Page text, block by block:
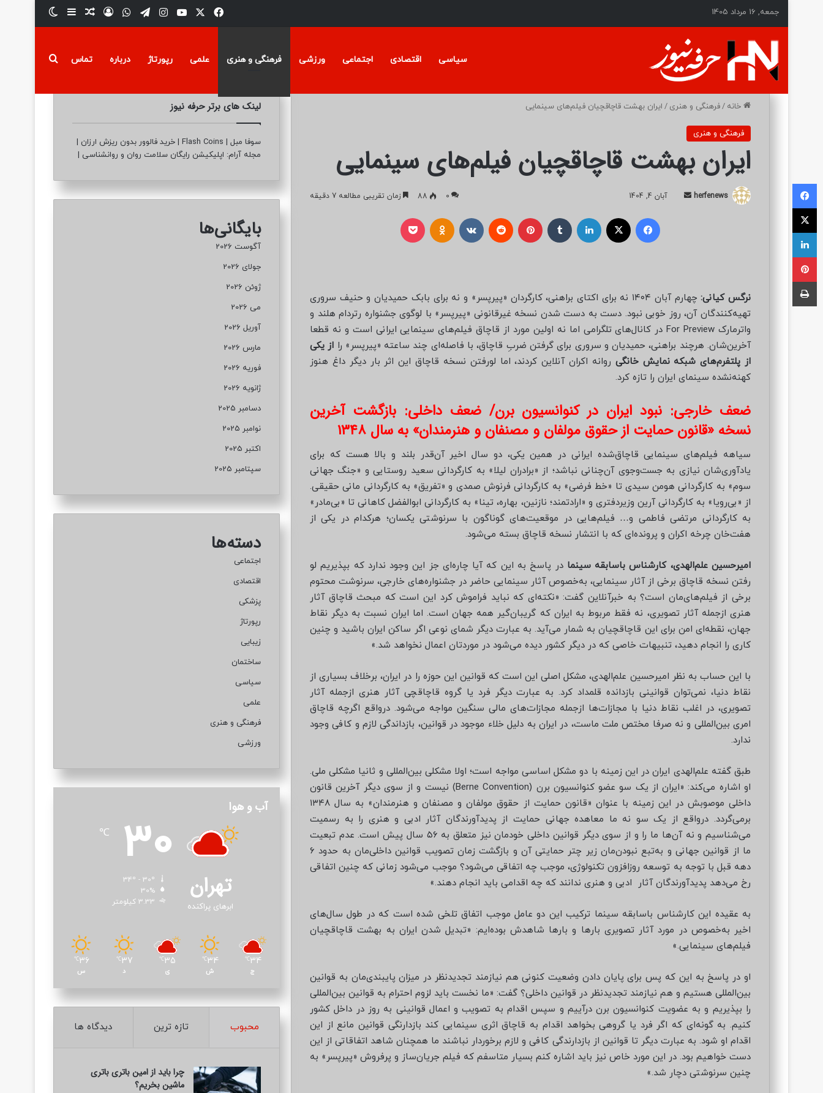
جمعه, 16 مرداد 1405 فیسبوک
ایکس یوتیوباینستاگرام
تلگرام واتس آپ
ورود نوشته تصادفی
سایدبار
سیاسی اقتصادی اجتماعی ورزشی فرهنگی و هنری علمی رپورتاژ درباره تماس
خانه /فرهنگی و هنری / ایران بهشت قاچاقچیان فیلم‌های سینمایی
فرهنگی و هنری
ایران بهشت قاچاقچیان فیلم‌های سینمایی
herfenews
ا
م
ی
ل
آبان 4, 1404 0
88 زمان تقریبی مطالعه 7 دقیقه
ایکس
نرگس کیانی:
چهارم آبان ۱۴۰۴ نه برای اکتای براهنی، کارگردان «پیرپسر» و نه برای بابک حمیدیان و حنیف سروری
تهیه‌کنندگان آن، روز خوبی نبود. دست به دست شدن نسخه غیرقانونی «پیرپسر» با لوگوی جشنواره رتردام هلند و
واترمارک For Preview در کانال‌های تلگرامی اما نه اولین مورد از قاچاق فیلم‌های سینمایی ایرانی است و نه قطعا
آخرین‌شان. هرچند براهنی، حمیدیان و سروری برای گرفتن ضربِ قاچاق، با فاصله‌ای چند ساعته «پیرپسر» را از یکی
از پلتفرم‌های شبکه نمایش خانگی روانه اکران آنلاین کردند، اما لورفتن نسخه قاچاق این اثر بار دیگر داغ هنوز
کهنه‌نشده سینمای ایران را تازه کرد.
ضعف خارجی: نبود ایران در کنوانسیون برن/ ضعف داخلی: بازگشت آخرین
نسخه «قانون حمایت از حقوق مولفان و مصنفان و هنرمندان» به سال ۱۳۴۸
سیاهه فیلم‌های سینمایی قاچاق‌شده ایرانی در همین یکی، دو سال اخیر آن‌قدر بلند و بالا هست که برای
یادآوری‌شان نیازی به جست‌وجوی آن‌چنانی نباشد؛ از «برادران لیلا» به کارگردانی سعید روستایی و «جنگ جهانی
سوم» به کارگردانی هومن سیدی تا «خط فرضی» به کارگردانی فرنوش صمدی و «تفریق» به کارگردانی مانی حقیقی.
از «بی‌رویا» به کارگردانی آرین وزیردفتری و «ارادتمند؛ نازنین، بهاره، تینا» به کارگردانی ابوالفضل کاهانی تا «بی‌مادر»
به کارگردانی مرتضی فاطمی و… فیلم‌هایی در موقعیت‌های گوناگون با سرنوشتی یکسان؛ هرکدام در یکی از
هفت‌خان چرخه اکران و پرونده‌ای که با انتشار نسخه قاچاق بسته می‌شود.
امیرحسین علم‌الهدی، کارشناس باسابقه سینمادر پاسخ به این که آیا چاره‌ای جز این وجود ندارد که بپذیریم لو
رفتن نسخه قاچاق برخی از آثار سینمایی، به‌خصوص آثار سینمایی حاضر در جشنواره‌های خارجی، سرنوشت محتوم
برخی از فیلم‌های‌مان است؟ به خبرآنلاین گفت: «نکته‌ای که نباید فراموش کرد این است که مبحث قاچاق آثار
هنری ازجمله آثار تصویری، نه فقط مربوط به ایران که گریبان‌گیر همه جهان است. اما ایران نسبت به دیگر نقاط
جهان، نقطه‌ای امن برای این قاچاقچیان به شمار می‌آید. به عبارت دیگر شمای نوعی اگر ساکن ایران باشید و چنین
کاری را انجام دهید، تنبیهات خاصی که در دیگر کشور دیده می‌شود در موردتان اعمال نخواهد شد.»
با این حساب به نظر امیرحسین علم‌الهدی، مشکل اصلی این است که قوانین این حوزه را در ایران، برخلاف بسیاری از
نقاط دنیا، نمی‌توان قوانینی بازدانده قلمداد کرد. به عبارت دیگر فرد یا گروه قاچاقچی آثار هنری ازجمله آثار
تصویری، در اغلب نقاط دنیا با مجازات‌ها ازجمله مجازات‌های مالی سنگین مواجه می‌شود. درواقع اگرچه قاچاق
امری بین‌المللی و نه صرفا مختص ملت ماست، در ایران به دلیل خلاء موجود در قوانین، بازداندگی لازم و کافی وجود
ندارد.
طبق گفته علم‌الهدی ایران در این زمینه با دو مشکل اساسی مواجه است؛ اولا مشکلی بین‌المللی و ثانیا مشکلی ملی.
او اشاره می‌کند: «ایران از یک سو عضو کنوانسیون برن (Berne Convention) نیست و از سوی دیگر آخرین قانون
داخلی‌ موصوبش در این زمینه با عنوان «قانون حمایت از حقوق مولفان و مصنفان و هنرمندان» به سال ۱۳۴۸
برمی‌گردد. درواقع از یک سو نه ما معاهده جهانی ﺣﻤﺎﻳﺖ از ﭘﺪﻳﺪآورﻧﺪﮔﺎن آﺛﺎر ادبی و ﻫﻨﺮی را به رسمیت
می‌شناسیم و نه آن‌ها ما را و از سوی دیگر قوانین داخلی خودمان نیز متعلق به ۵۶ سال پیش است. عدم تبعیت
ما از قوانین جهانی و به‌تبع نبودن‌مان زیر چتر حمایتی آن و بازگشت زمان تصویب قوانین داخلی‌مان به حدود ۶
دهه قبل با توجه به توسعه روزافزون تکنولوژی، موجب چه اتفاقی می‌شود؟ موجب می‌شود زمانی که چنین اتفاقی
رخ می‌دهد پدیدآورندگان آثار ادبی و هنری ندانند که چه اقدامی باید انجام دهند.»
به عقیده این کارشناس باسابقه سینما ترکیب این دو عامل موجب اتفاق تلخی شده است که در طول سال‌های
اخیر به‌خصوص در مورد آثار تصویری بارها و بارها شاهدش بوده‌ایم: «تبدیل شدن ایران به بهشت قاچاقچیان
فیلم‌های سینمایی.»
او در پاسخ به این که پس برای پایان دادن وضعیت کنونی هم نیازمند تجدیدنظر در میزان پایبندی‌مان به قوانین
بین‌المللی هستیم و هم نیازمند تجدیدنظر در قوانین داخلی؟ گفت: «ما نخست باید لزوم احترام به قوانین بین‌المللی
را بپذیریم و به عضویت کنوانسیون برن درآییم و سپس اقدام به تصویب و اعمال قوانینی به روز در داخل کشور
کنیم. به گونه‌ای که اگر فرد یا گروهی بخواهد اقدام به قاچاق اثری سینمایی کند بازدارنگی قوانین مانع از این
اقدام او شود. به عبارت دیگر تا قوانین از بازدارندگی کافی و لازم برخوردار نباشند ما همچنان شاهد اتفاقاتی از این
دست خواهیم بود. در این مورد خاص نیز باید اشاره کنم بسیار متاسفم که فیلم جریان‌ساز و پرفروش «پیرپسر» به
چنین سرنوشتی دچار شد.»
لینک های برتر حرفه نیوز
سوفا مبل |
Flash Coins
|خرید فالوور بدون ریزش ارزان |
مجله آرام: اپلیکیشن رایگان سلامت روان و روانشناسی |
بایگانی‌ها
آگوست 2026
جولای 2026
ژوئن 2026
می 2026
آوریل 2026
مارس 2026
فوریه 2026
ژانویه 2026
دسامبر 2025
نوامبر 2025
اکتبر 2025
سپتامبر 2025
دسته‌ها
اجتماعی
اقتصادی
پزشکی
رپورتاژ
زیبایی
ساختمان
سیاسی
علمی
فرهنگی و هنری
ورزشی
آب و هوا
تهران
ابرهای پراکنده
30
℃
30%
3.33 کیلومتر
34
℃
ج
34
℃
ش
35
℃
ی
37
℃
د
36
℃
س
محبوب تازه ترین دیدگاه ها
چرا باید از امین باتری باتری
ماشین بخریم؟